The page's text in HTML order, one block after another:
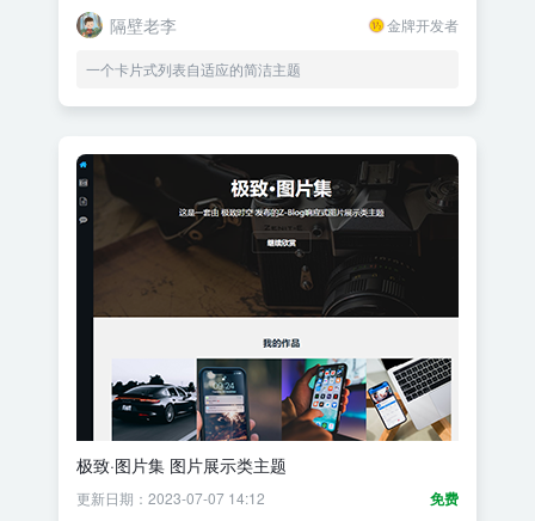
隔壁老李 金牌开发者
一个卡片式列表自适应的简洁主题
极致·图片集 图片展示类主题
免费
更新日期：2023-07-07 14:12